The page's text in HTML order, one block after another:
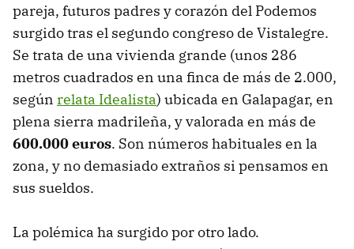
pareja, futuros padres y corazón del Podemos
surgido tras el segundo congreso de Vistalegre.
Se trata de una vivienda grande (unos 286
metros cuadrados en una finca de más de 2.000,
según relata Idealista) ubicada en Galapagar, en
plena sierra madrileña, y valorada en más de
600.000 euros. Son números habituales en la
zona, y no demasiado extraños si pensamos en
sus sueldos.
La polémica ha surgido por otro lado.